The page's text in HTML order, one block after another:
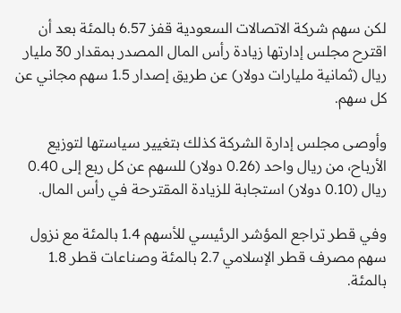
لكن سهم شركة الاتصالات السعودية قفز 6.57 بالمئة بعد أن
اقترح مجلس إدارتها زيادة رأس المال المصدر بمقدار 30 مليار
ريال (ثمانية مليارات دولار) عن طريق إصدار 1.5 سهم مجاني عن
كل سهم.
وأوصى مجلس إدارة الشركة كذلك بتغيير سياستها لتوزيع
الأرباح، من ريال واحد (0.26 دولار) للسهم عن كل ربع إلى 0.40
ريال (0.10 دولار) استجابة للزيادة المقترحة في رأس المال.
وفي قطر تراجع المؤشر الرئيسي للأسهم 1.4 بالمئة مع نزول
سهم مصرف قطر الإسلامي 2.7 بالمئة وصناعات قطر 1.8
بالمئة.